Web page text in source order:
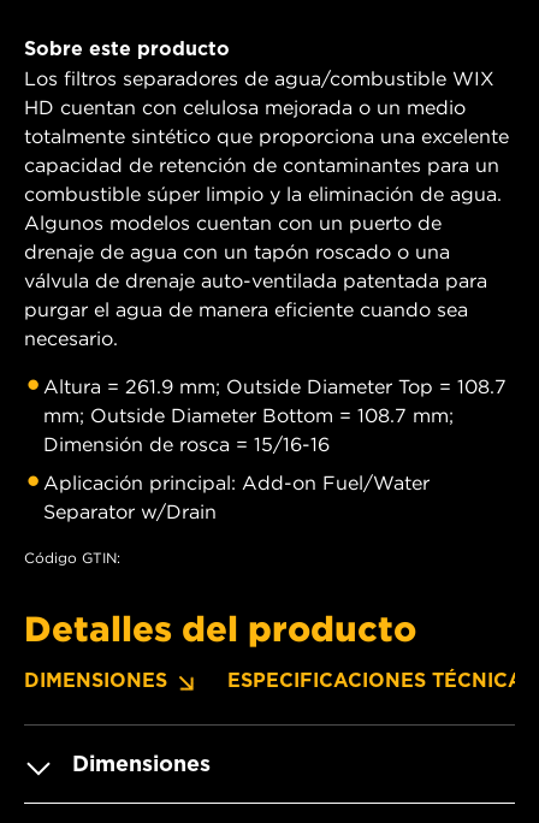
Sobre este producto
Los filtros separadores de agua/combustible WIX
HD cuentan con celulosa mejorada o un medio
totalmente sintético que proporciona una excelente
capacidad de retención de contaminantes para un
combustible súper limpio y la eliminación de agua.
Algunos modelos cuentan con un puerto de
drenaje de agua con un tapón roscado o una
válvula de drenaje auto-ventilada patentada para
purgar el agua de manera eficiente cuando sea
necesario.
Altura = 261.9 mm; Outside Diameter Top = 108.7
mm; Outside Diameter Bottom = 108.7 mm;
Dimensión de rosca = 15/16-16
Aplicación principal: Add-on Fuel/Water
Separator w/Drain
Código GTIN:
Detalles del producto
DIMENSIONES ESPECIFICACIONES TÉCNICAS
Dimensiones